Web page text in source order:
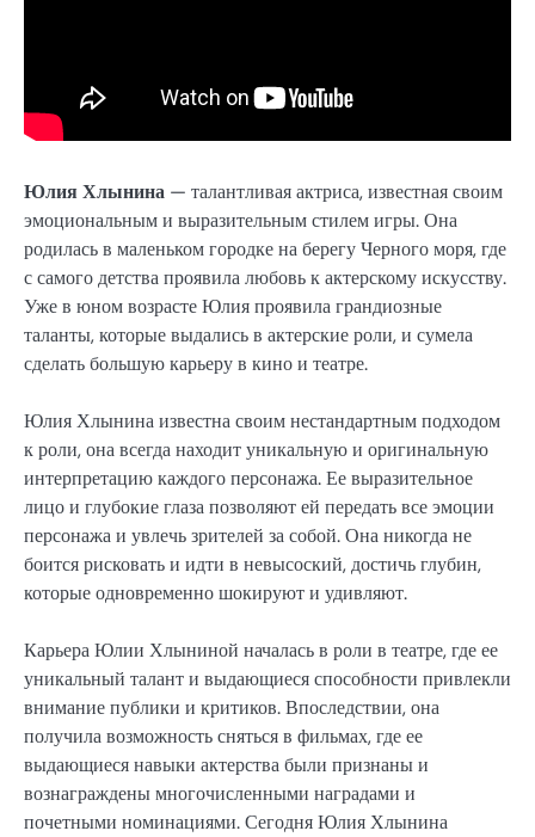
Юлия Хлынина — талантливая актриса, известная своим
эмоциональным и выразительным стилем игры. Она
родилась в маленьком городке на берегу Черного моря, где
с самого детства проявила любовь к актерскому искусству.
Уже в юном возрасте Юлия проявила грандиозные
таланты, которые выдались в актерские роли, и сумела
сделать большую карьеру в кино и театре.
Юлия Хлынина известна своим нестандартным подходом
к роли, она всегда находит уникальную и оригинальную
интерпретацию каждого персонажа. Ее выразительное
лицо и глубокие глаза позволяют ей передать все эмоции
персонажа и увлечь зрителей за собой. Она никогда не
боится рисковать и идти в невысоский, достичь глубин,
которые одновременно шокируют и удивляют.
Карьера Юлии Хлыниной началась в роли в театре, где ее
уникальный талант и выдающиеся способности привлекли
внимание публики и критиков. Впоследствии, она
получила возможность сняться в фильмах, где ее
выдающиеся навыки актерства были признаны и
вознаграждены многочисленными наградами и
почетными номинациями. Сегодня Юлия Хлынина